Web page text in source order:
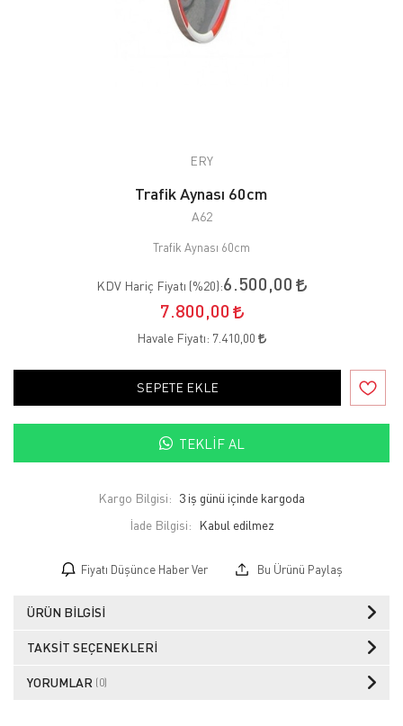
ERY
Trafik Aynası 60cm
A62
Trafik Aynası 60cm
KDV Hariç Fiyatı (%20):6.500,00
7.800,00
Havale Fiyatı: 7.410,00
SEPETE EKLE
TEKLIF AL
Kargo Bilgisi: 3 iş günü içinde kargoda
İade Bilgisi:
Fiyatı Düşünce Haber Ver Bu Ürünü Paylaş
ÜRÜN BILGISI
TAKSIT SEÇENEKLERI
YORUMLAR (0)